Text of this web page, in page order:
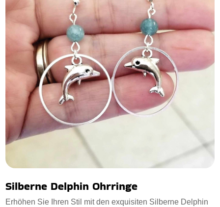
Silberne Delphin Ohrringe
Erhöhen Sie Ihren Stil mit den exquisiten Silberne Delphin